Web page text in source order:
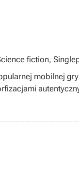
fiction,
mobilnej